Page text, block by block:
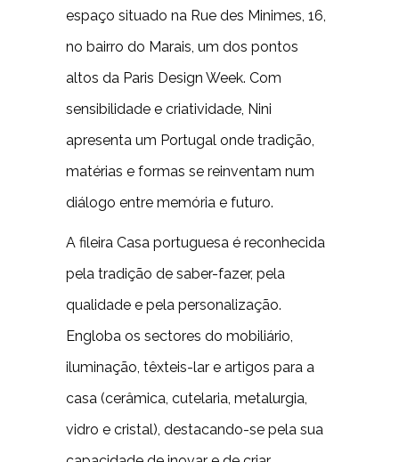
espaço situado na Rue des Minimes, 16,
no bairro do Marais, um dos pontos
altos da Paris Design Week. Com
sensibilidade e criatividade, Nini
apresenta um Portugal onde tradição,
matérias e formas se reinventam num
diálogo entre memória e futuro.
A fileira Casa portuguesa é reconhecida
pela tradição de saber-fazer, pela
qualidade e pela personalização.
Engloba os sectores do mobiliário,
iluminação, têxteis-lar e artigos para a
casa (cerâmica, cutelaria, metalurgia,
vidro e cristal), destacando-se pela sua